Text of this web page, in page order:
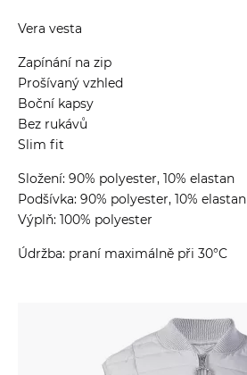
Vera vesta
Zapínání na zip
Prošívaný vzhled
Boční kapsy
Bez rukávů
Slim fit
Složení: 90% polyester, 10% elastan
Podšívka: 90% polyester, 10% elastan
Výplň: 100% polyester
Údržba: praní maximálně při 30°C